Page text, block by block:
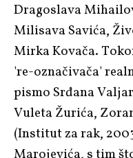
Dragoslava
Milisava Savića,
Mirka Kovača.
're-označivača'
pismo Srđana
Vuleta Žurića,
(Institut za rak,
Marojevića, s tim